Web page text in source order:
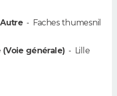
- Faches thumesnil
(Voie générale) - Lille